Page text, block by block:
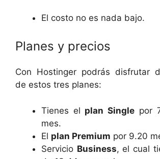
El costo no es nada bajo.
Planes y precios
Con Hostinger podrás disfrutar
de estos tres planes:
Tienes el plan Single por
mes.
El plan Premium por 9.20
Servicio Business, el cual